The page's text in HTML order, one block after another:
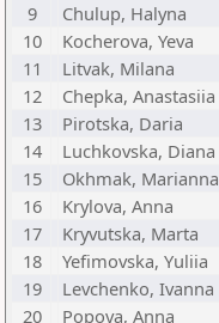
9
Chulup, Halyna
10
Kocherova, Yeva
11
Litvak, Milana
12
Chepka, Anastasiia
13
Pirotska, Daria
14
Luchkovska, Diana
15
Okhmak, Marianna
16
Krylova, Anna
17
Kryvutska, Marta
18
Yefimovska, Yuliia
19
Levchenko, Ivanna
20
Popova, Anna